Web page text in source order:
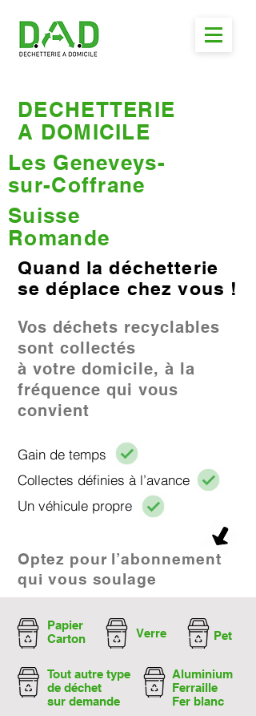
DECHETTERIE
A DOMICILE
Les Geneveys-
sur-Coffrane
Suisse
Romande
Quand la déchetterie
se déplace chez vous !
Vos déchets recyclables
sont collectés
à votre domicile, à la
fréquence qui vous
convient
Gain de temps
Collectes définies à l’avance
Un véhicule propre​
Optez pour l’abonnement
qui vous soulage
Papier
Carton
Verre Pet
Tout autre type
de déchet
sur demande
Aluminium
Ferraille
Fer blanc